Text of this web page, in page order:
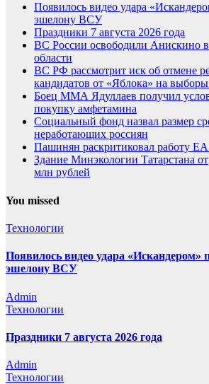
Появилось видео удара
эшелону ВСУ
Праздники 7 августа 2026 года
ВС России освободили Анискино в
области
ВС РФ рассмотрит иск об отмене
кандидатов от «Яблока» на
Боец ММА Ядуллаев получил
покупку амфетамина
Социальный фонд назвал размер
неработающих россиян
Пашинян раскритиковал работу
Здание Минэкологии Татарстана
млн рублей
You missed
Технологии
Появилось видео удара «Искандером»
эшелону ВСУ
Admin
Технологии
Праздники 7 августа 2026 года
Admin
Технологии